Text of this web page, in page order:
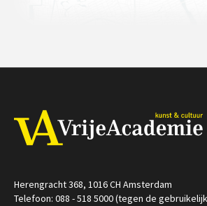
Herengracht 368, 1016 CH Amsterdam
Telefoon: 088 - 518 5000 (tegen de